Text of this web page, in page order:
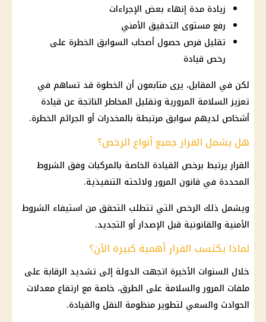
زيادة مدة إنهاء بعض الإجراءات
رفع مستوى التدقيق الأمني
تقليل فرص حصول أصحاب السوابق الخطرة على
رخص قيادة
لكن في المقابل، يرى متابعون أن الخطوة قد تساهم في
تعزيز السلامة المرورية وتقليل المخاطر الناتجة عن قيادة
أشخاص لديهم سوابق مرتبطة بالمخدرات أو الجرائم الخطرة.
هل يشمل القرار جميع أنواع الرخص؟
القراريرتبط برخص القيادة الخاصة بالمركبات وفق الشروط
المحددة في قانون المرورولائحته التنفيذية.
ويشمل ذلك الرخص التي تتطلب التحقق من استيفاء الشروط
الأمنية والقانونية قبل الإصدار أو التجديد.
لماذا يكتسب القرار أهمية كبيرة الآن؟
خلال السنوات الأخيرة اتجهت الدولة إلى تشديد الرقابة على
ملفات المروروالسلامة على الطرق، خاصة مع ارتفاع معدلات
الحوادث والسعي لتطوير منظومة النقل والقيادة.